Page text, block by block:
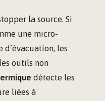
la source. Si
une micro-
d’évacuation, les
outils non
détecte les
liées à